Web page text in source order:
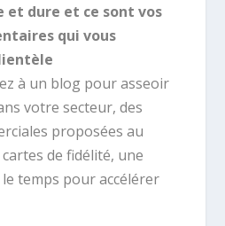
et dure et ce sont vos
qui vous
à un blog pour asseoir
votre secteur, des
proposées au
de fidélité, une
temps pour accélérer